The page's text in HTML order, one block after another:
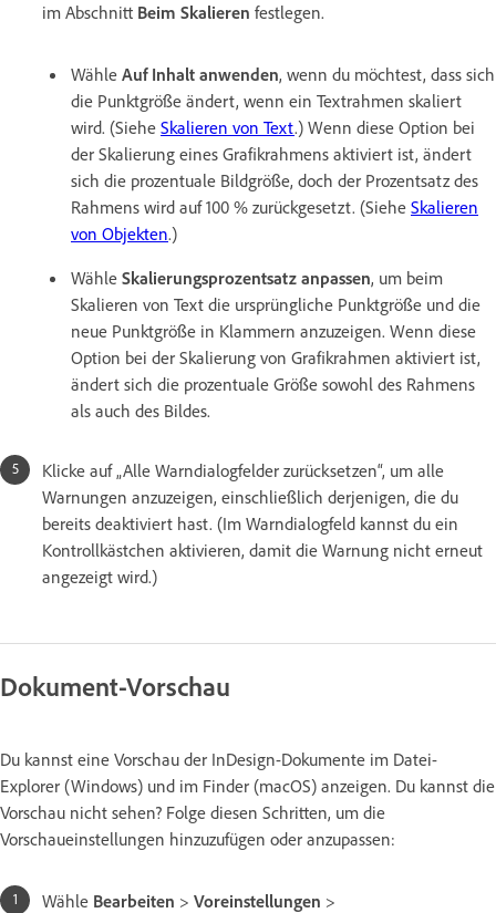
im Abschnitt Beim Skalieren festlegen.
Wähle Auf Inhalt anwenden, wenn du möchtest, dass sich
die Punktgröße ändert, wenn ein Textrahmen skaliert
wird. (Siehe Skalieren von Text.) Wenn diese Option bei
der Skalierung eines Grafikrahmens aktiviert ist, ändert
sich die prozentuale Bildgröße, doch der Prozentsatz des
Rahmens wird auf 100 % zurückgesetzt. (Siehe Skalieren
von Objekten.)
Wähle Skalierungsprozentsatz anpassen, um beim
Skalieren von Text die ursprüngliche Punktgröße und die
neue Punktgröße in Klammern anzuzeigen. Wenn diese
Option bei der Skalierung von Grafikrahmen aktiviert ist,
ändert sich die prozentuale Größe sowohl des Rahmens
als auch des Bildes.
Klicke auf „Alle Warndialogfelder zurücksetzen“, um alle
Warnungen anzuzeigen, einschließlich derjenigen, die du
bereits deaktiviert hast. (Im Warndialogfeld kannst du ein
Kontrollkästchen aktivieren, damit die Warnung nicht erneut
angezeigt wird.)
Dokument-Vorschau
Du kannst eine Vorschau der InDesign-Dokumente im Datei-
Explorer (Windows) und im Finder (macOS) anzeigen. Du kannst die
Vorschau nicht sehen? Folge diesen Schritten, um die
Vorschaueinstellungen hinzuzufügen oder anzupassen:
Wähle Bearbeiten > Voreinstellungen >